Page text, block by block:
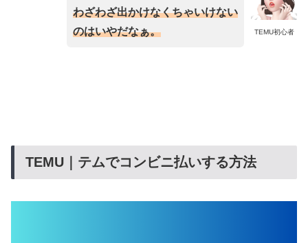
TEMU初心者
わざわざ出かけなくちゃいけない
のはいやだなぁ。
TEMU｜テムでコンビニ払いする方法